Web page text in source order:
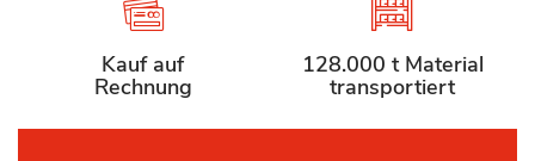
Kauf auf
Rechnung
128.000 t Material
transportiert